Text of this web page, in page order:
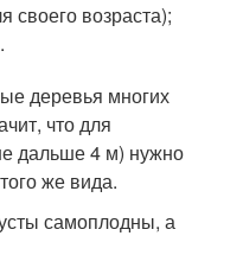
возраста);
деревья многих
что для
дальше 4 м) нужно
же вида.
самоплодны, а